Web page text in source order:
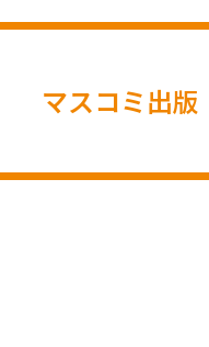
マスコミ出版